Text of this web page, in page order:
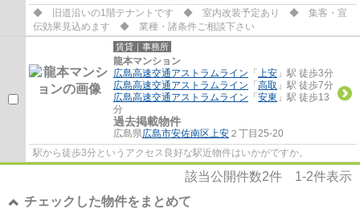
◆ 旧道沿いの1階テナントです ◆ 室内改装予定あり ◆ 集客・宣
伝効果見込めます ◆ 業種・諸条件ご相談下さい
賃貸｜事務所
龍本マンション
広島高速交通アストラムライン 「 上安 」駅 徒歩3分
広島高速交通アストラムライン 「 高取 」駅 徒歩7分
広島高速交通アストラムライン 「 安東 」駅 徒歩13
分
過去掲載物件
広島県広島市安佐南区上安 ２丁目25-20
駅から徒歩3分というアクセス良好な駅近物件はいかがですか。
該当公開件数2件 1-2件表示
チェックした物件をまとめて